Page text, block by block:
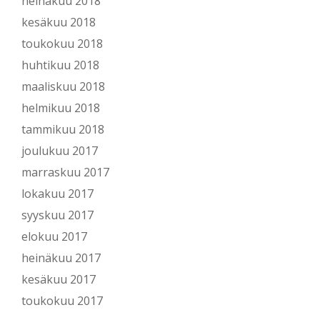
kesäkuu 2018
toukokuu 2018
huhtikuu 2018
maaliskuu 2018
helmikuu 2018
tammikuu 2018
joulukuu 2017
marraskuu 2017
lokakuu 2017
syyskuu 2017
elokuu 2017
heinäkuu 2017
kesäkuu 2017
toukokuu 2017